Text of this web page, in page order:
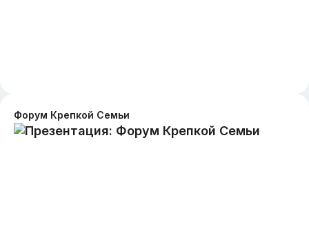
Форум Крепкой Семьи